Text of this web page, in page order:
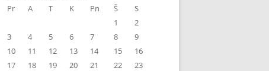
Pr
A T K Pn Š
S
1
2
3
4 5 6 7 8
9
10
11 12 13 14 15
16
17
18 19 20 21 22
23